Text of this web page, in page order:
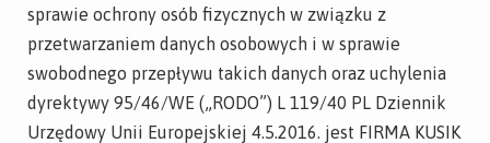
sprawie ochrony osób fizycznych w związku z
przetwarzaniem danych osobowych i w sprawie
swobodnego przepływu takich danych oraz uchylenia
dyrektywy 95/46/WE („RODO”) L 119/40 PL Dziennik
Urzędowy Unii Europejskiej 4.5.2016. jest FIRMA KUSIK